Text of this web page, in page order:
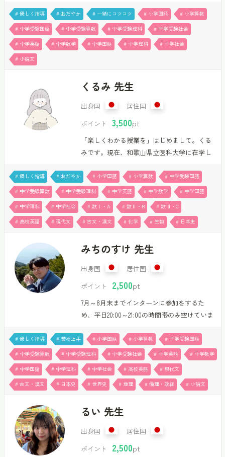
間に、在外教育機関に3年間在籍しました。そ
の後、タイの魅力にひかれてタイに渡り、大
学の日本語教師として16年勤めてきました。
技能実習生派遣機関でも日本語を2年教えてき
す。 現在1コマ２５００ポイントで受講が可
ことができ、国数(算)英社理どの教科も指導が
できます。私自身本をよく読みますので、高
一面的にとらえるので…
# 優しく指導 # おだやか # 一緒にコツコツ # 小学国語
# 小学算数
# 中学受験国語
# 中学受験算数 # 中学受験理科
# 中学受験社会
# 中学英語
# 中学数学 # 中学国語 # 中学理科
# 中学社会
# 小論文
くるみ 先生
出身国
居住国
ポイント
3,500pt
「楽しくわかる授業を」はじめまして。くる
みです。現在、和歌山県立医科大学に在学し
に、中学受験対策、高校受験対策、大学受験
対策への指導を担当させていただいていま
す。きちんと理解できるようになるまで、1人1
人に合わせて丁寧かつ楽しく授業を行うこと
を心掛けています。また、効率的な勉強方法
数・理、中学生は全教科、高校生は数
対応可能です。現在、1コマ50分3,500ポイント
で受講可能です。ぜひ一緒に楽しく、「わか
ー・和歌山県立医科大学医学部在学…
# 優しく指導 # おだやか # 小学国語 # 小学算数
# 中学受験国語
# 中学受験算数
# 中学受験理科 # 中学英語 # 中学数学
# 中学国語
# 中学理科
# 中学社会 # 数Ⅰ・A # 数Ⅱ・B
# 数Ⅲ・C
# 高校英語
# 現代文 # 古文・漢文 # 化学 # 生物 # 日本史
みちのすけ 先生
出身国
居住国
ポイント
2,500pt
7月～8月末までインターンに参加をするた
め、平日20:00～21:00の時間帯のみ空けていま
す。「3言語で、読み方と勉強法を最短ルート
にするトリリンガル講師」＝自己紹介＝はじ
めまして、宮﨑道之助です。私は国語と英語
の指導を主に行い、小学生から大学受験を控
える高校生まで幅広く担当しています。日本
自分自身の学習経験をもとに、外国語学習を
ことができます。私の授業の軸は、国語と英
語どちらも「リーディングの読み取り方」で
# 優しく指導 # 誉め上手 # 小学国語 # 小学算数
# 中学受験国語
# 中学受験算数
# 中学受験理科 # 中学受験社会 # 中学英語
# 中学数学
# 中学国語
# 中学理科 # 中学社会 # 高校英語
# 現代文
# 古文・漢文
# 日本史 # 世界史 # 地理 # 倫理・政経 # 小論文
るい 先生
出身国
居住国
ポイント
2,500pt